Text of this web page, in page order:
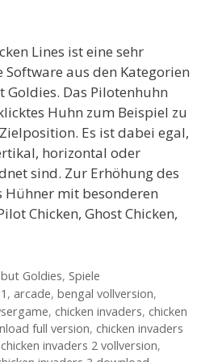
Lines ist eine sehr
aus den Kategorien
Das Pilotenhuhn
Huhn zum Beispiel zu
Es ist dabei egal,
horizontal oder
sind. Zur Erhöhung des
Hühner mit besonderen
Chicken, Ghost Chicken,
Goldies, Spiele
, arcade, bengal vollversion,
, chicken invaders, chicken
full version, chicken invaders
chicken invaders 2 vollversion,